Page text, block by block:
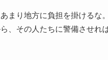
まり地方に負担を掛けるな。
、その人たちに警備させれ